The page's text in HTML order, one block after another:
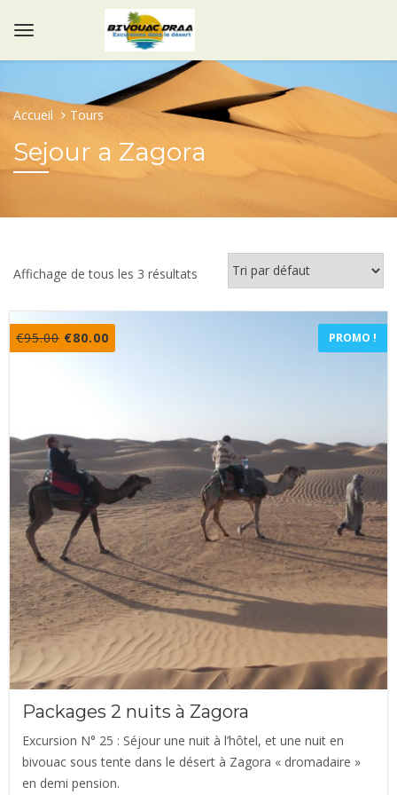
Accueil Tours
Sejour a Zagora
Affichage de tous les 3 résultats
€95.00 Le
prix
€80.00
prix
PROMO !
Packages 2 nuits à Zagora
Excursion N° 25 : Séjour une nuit à l’hôtel, et une nuit en
bivouac sous tente dans le désert à Zagora « dromadaire »
en demi pension.